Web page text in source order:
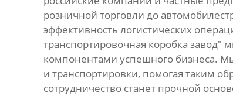
розничной торговли до
эффективность логистических
транспортировочная коробка
компонентами успешного бизнеса.
и транспортировки, помогая таким
сотрудничество станет прочной